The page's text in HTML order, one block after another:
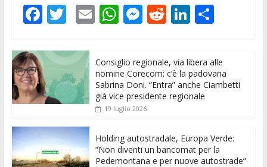
F
ac
e
b
o
o
k
T
w
itt
er
E
m
l
W
h
s
A
p
M
e
e
n
g
R
e
di
t
Li
n
e
dI
C
di
vi
Consiglio regionale, via libera alle
nomine Corecom: c’è la padovana
Sabrina Doni. “Entra” anche Ciambetti
già vice presidente regionale
19 luglio 2026
Holding autostradale, Europa Verde:
“Non diventi un bancomat per la
Pedemontana e per nuove autostrade”